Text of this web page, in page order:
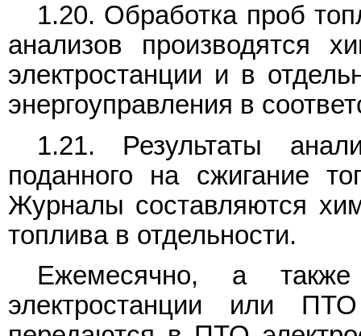
1.20. Обработка проб
анализов производятся
электростанции и в
энергоуправления в
1.21. Результаты
поданного на сжигание
Журналы составляются
топлива в отдельности.
Ежемесячно, а также
электростанции или